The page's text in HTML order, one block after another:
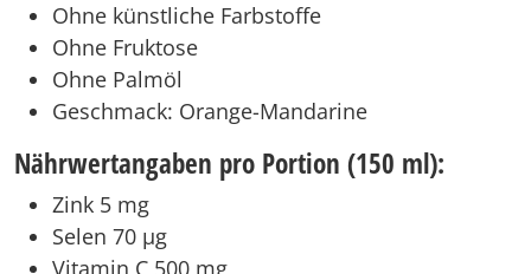
Ohne künstliche Farbstoffe
Ohne Fruktose
Ohne Palmöl
Geschmack: Orange-Mandarine
Nährwertangaben pro Portion (150 ml):
Zink 5 mg
Selen 70 µg